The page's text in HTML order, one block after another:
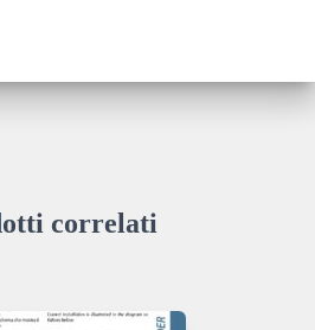
correlati